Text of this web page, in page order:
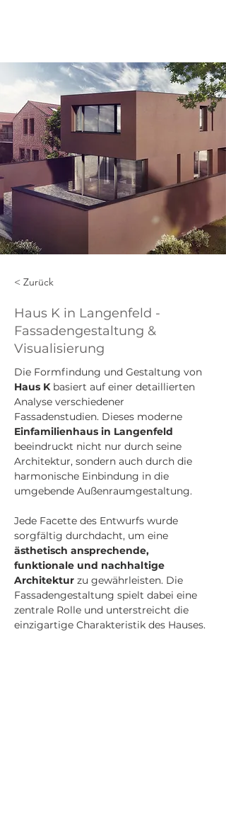
< Zurück
Haus K in Langenfeld -
Fassadengestaltung &
Visualisierung
Die Formfindung und Gestaltung von
Haus K basiert auf einer detaillierten
Analyse verschiedener
Fassadenstudien. Dieses moderne
Einfamilienhaus in Langenfeld
beeindruckt nicht nur durch seine
Architektur, sondern auch durch die
harmonische Einbindung in die
umgebende Außenraumgestaltung.
Jede Facette des Entwurfs wurde
sorgfältig durchdacht, um eine
ästhetisch ansprechende,
funktionale und nachhaltige
Architektur zu gewährleisten. Die
Fassadengestaltung spielt dabei eine
zentrale Rolle und unterstreicht die
einzigartige Charakteristik des Hauses.